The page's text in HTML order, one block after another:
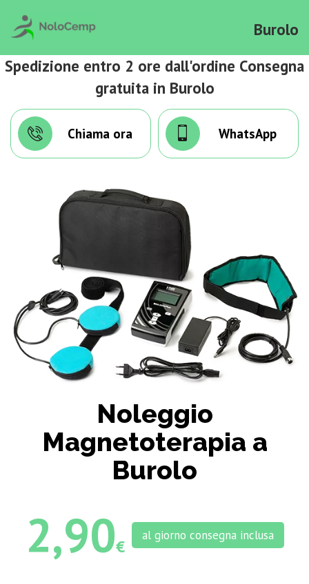
Burolo
Spedizione entro 2 ore dall'ordine Consegna
gratuita in Burolo
Chiama ora WhatsApp
Noleggio
Magnetoterapia a
Burolo
2,90€
al giorno consegna inclusa